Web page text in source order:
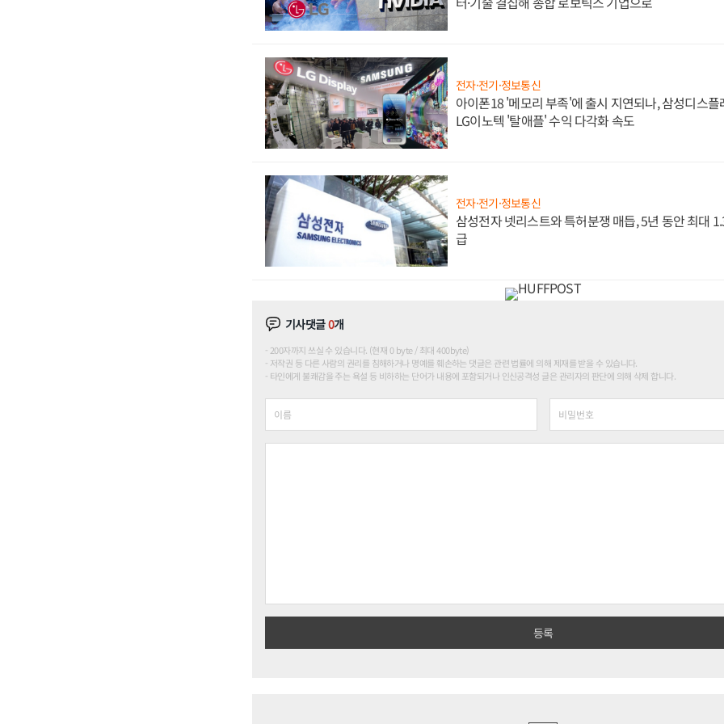
전자·전기·정보통신
아이폰18 '메모리 부족'에 출시 지연되나, 삼성디스플
LG이노텍 '탈애플' 수익 다각화 속도
전자·전기·정보통신
삼성전자 넷리스트와 특허분쟁 매듭, 5년 동안 최대
급
기사댓글0개
200자까지 쓰실 수 있습니다. (현재 0 byte / 최대 400byte)
저작권 등 다른 사람의 권리를 침해하거나 명예를 훼손하는 댓글은 관련 법률에 의해 제재를 받을 수 있습니다.
타인에게 불쾌감을 주는 욕설 등 비하하는 단어가 내용에 포함되거나 인신공격성 글은 관리자의 판단에 의해 삭제 합니다.